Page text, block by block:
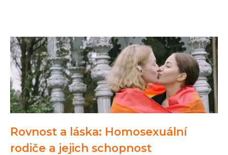
Rovnost a láska: Homosexuální
rodiče a jejich schopnost